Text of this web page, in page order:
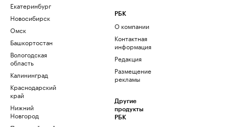
Екатеринбург
Новосибирск
Омск
Башкортостан
Вологодская
область
Калининград
Краснодарский
край
Нижний
Новгород
РБК
О компании
Контактная
информация
Редакция
Размещение
рекламы
Другие
продукты
РБК